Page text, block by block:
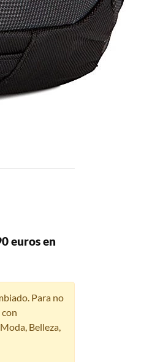
euros en
Para no
Belleza,